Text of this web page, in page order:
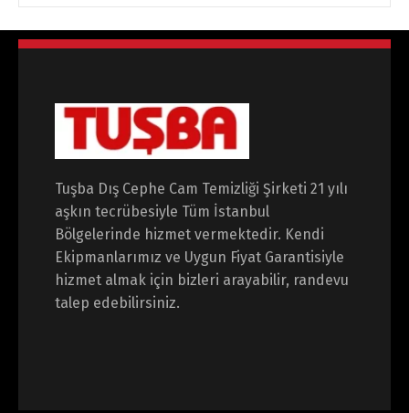
Tuşba Dış Cephe Cam Temizliği Şirketi 21 yılı
aşkın tecrübesiyle Tüm İstanbul
Bölgelerinde hizmet vermektedir. Kendi
Ekipmanlarımız ve Uygun Fiyat Garantisiyle
hizmet almak için bizleri arayabilir, randevu
talep edebilirsiniz.